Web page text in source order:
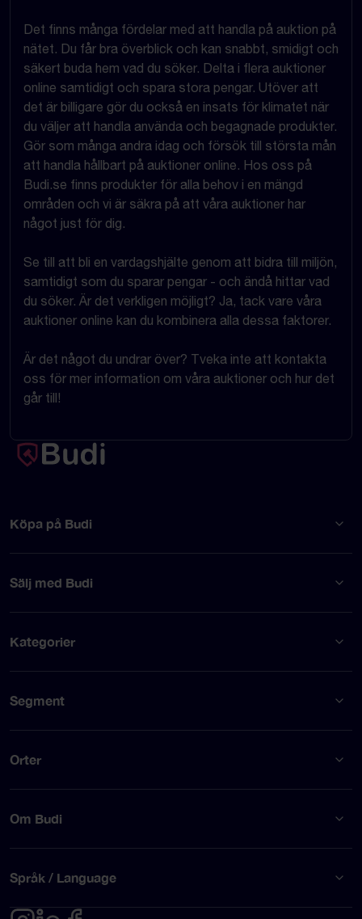
Det finns många fördelar med att handla på auktion på
nätet. Du får bra överblick och kan snabbt, smidigt och
säkert buda hem vad du söker. Delta i flera auktioner
online samtidigt och spara stora pengar. Utöver att
det är billigare gör du också en insats för klimatet när
du väljer att handla använda och begagnade produkter.
Gör som många andra idag och försök till största mån
att handla hållbart på auktioner online. Hos oss på
Budi.se finns produkter för alla behov i en mängd
områden och vi är säkra på att våra auktioner har
något just för dig.
Se till att bli en vardagshjälte genom att bidra till miljön,
samtidigt som du sparar pengar - och ändå hittar vad
du söker. Är det verkligen möjligt? Ja, tack vare våra
auktioner online kan du kombinera alla dessa faktorer.
Är det något du undrar över? Tveka inte att kontakta
oss för mer information om våra auktioner och hur det
går till!
Köpa på Budi
Sälj med Budi
Kategorier
Segment
Orter
Om Budi
Språk / Language